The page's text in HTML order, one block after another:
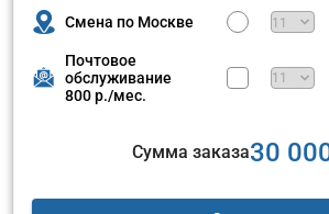
Смена по Москве
Почтовое
обслуживание
800 р./мес.
Сумма заказа30